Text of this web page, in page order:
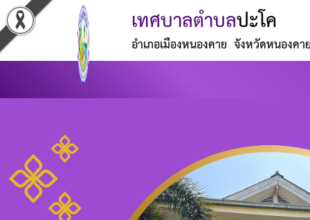
เทศบาลตำบลปะโค
อำเภอเมืองหนองคาย จังหวัดหนองคา